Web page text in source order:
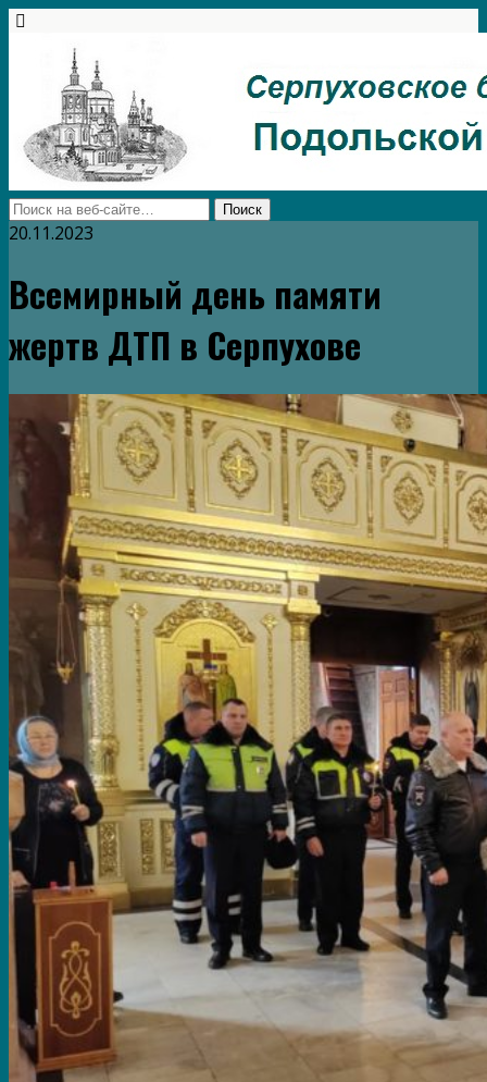
20.11.2023
Всемирный день памяти
жертв ДТП в Серпухове